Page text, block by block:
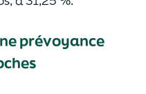
prévoyance